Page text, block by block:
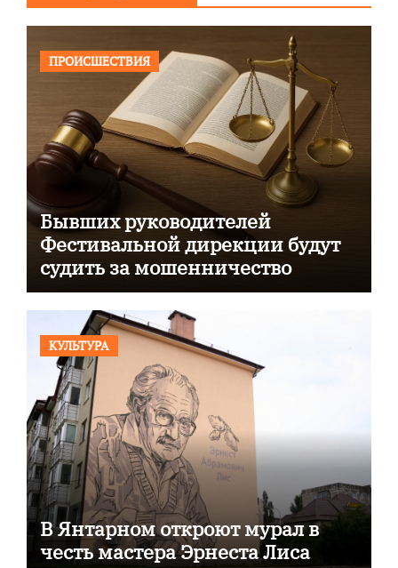
ПРОИСШЕСТВИЯ
Бывших руководителей
Фестивальной дирекции будут
судить за мошенничество
КУЛЬТУРА
В Янтарном откроют мурал в
честь мастера Эрнеста Лиса